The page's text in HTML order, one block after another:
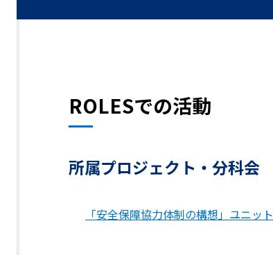
ROLESでの活動
所属プロジェクト・分科会
「安全保障協力体制の構想」ユニット